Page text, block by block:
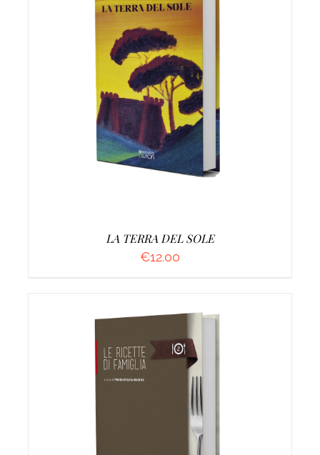
AGGIUNGI AL CARRELLO /
LA TERRA DEL SOLE
€12.00
/